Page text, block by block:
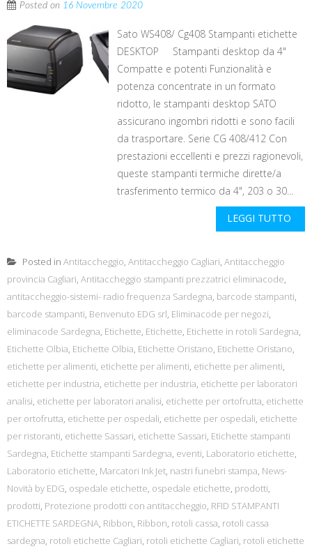
Posted on 16 Novembre 2020
Sato WS408/ Cg408 Stampanti etichette
DESKTOP Stampanti desktop da 4"
Compatte e potenti Funzionalità e
potenza concentrate in un formato
ridotto, le stampanti desktop SATO
assicurano ingombri ridotti e sono facili
da trasportare. Serie CG 408/412 Con
prestazioni eccellenti e prezzi ragionevoli,
queste stampanti termiche dirette/a
trasferimento termico da 4", 203 o 30...
LEGGI TUTTO
Posted in Antitaccheggio, Antitaccheggio Cagliari, Antitaccheggio
provincia Cagliari, Antitaccheggio stampanti prezzatrici eliminacode,
antitaccheggio-sistemi- radio frequenza Sardegna, barcode stampanti,
barcode stampanti, Benvenuto EDG srl, Eliminacode per negozi,
eliminacode Sardegna, Etichette, Etichette, Etichette in rotoli Sardegna,
Etichette Olbia, Etichette Olbia, Etichette Oristano, Etichette Oristano,
etichette per alimenti, etichette per alimenti, etichette per alimenti,
etichette per industria, etichette per industria, etichette per laboratori
analisi, etichette per laboratori analisi, etichette per ortofrutta, etichette
per ortofrutta, etichette per ospedali, etichette per ospedali, etichette
per ristoranti, etichette Sassari, etichette Sassari, Etichette stampanti
Sardegna, Etichette stampanti Sardegna, eventi, Laboratorio etichette,
Laboratorio etichette, Marcatori Ink Jet, nastri funebri stampa, News-
Novità by EDG, ospedale etichette, ospedale etichette, prodotti,
prodotti, Protezione prodotti con antitaccheggio, RFID STAMPANTI
ETICHETTE SARDEGNA, Ribbon, Ribbon, rotoli cassa, rotoli cassa
sardegna, rotoli etichette Cagliari, rotoli etichette Cagliari, rotoli etichette